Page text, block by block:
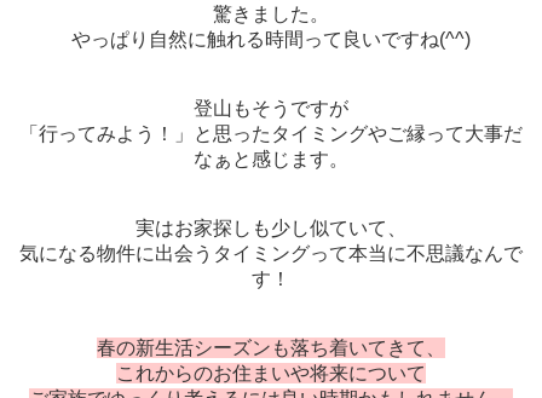
驚きました。
やっぱり自然に触れる時間って良いですね(^^)
登山もそうですが
「行ってみよう！」と思ったタイミングやご縁って大事だ
なぁと感じます。
実はお家探しも少し似ていて、
気になる物件に出会うタイミングって本当に不思議なんで
す！
春の新生活シーズンも落ち着いてきて、
これからのお住まいや将来について